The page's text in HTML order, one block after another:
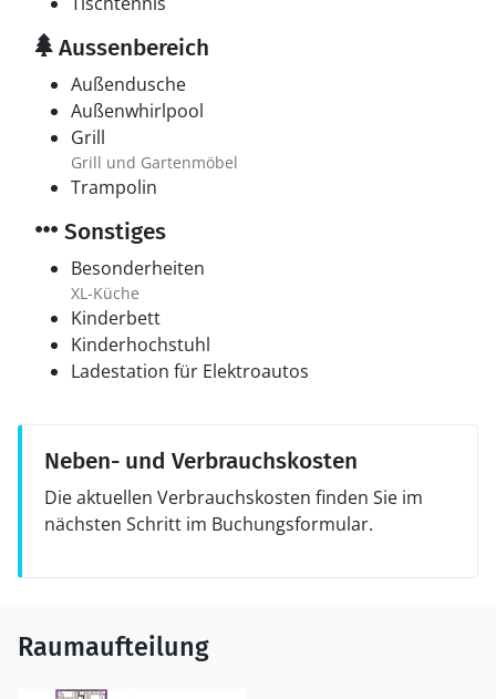
Aussenbereich
Außendusche
Außenwhirlpool
Grill
Grill und Gartenmöbel
Trampolin
Sonstiges
Besonderheiten
XL-Küche
Kinderbett
Kinderhochstuhl
Ladestation für Elektroautos
Neben- und Verbrauchskosten
Die aktuellen Verbrauchskosten finden Sie im
nächsten Schritt im Buchungsformular.
Raumaufteilung